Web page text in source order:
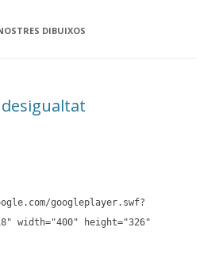
DIBUIXOS
desigualtat
googleplayer.swf?
width="400" height="326"